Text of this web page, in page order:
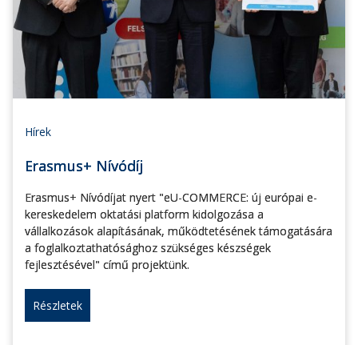
Hírek
Erasmus+ Nívódíj
Erasmus+ Nívódíjat nyert "eU-COMMERCE: új európai e-
kereskedelem oktatási platform kidolgozása a
vállalkozások alapításának, működtetésének támogatására
a foglalkoztathatósághoz szükséges készségek
fejlesztésével" című projektünk.
Részletek